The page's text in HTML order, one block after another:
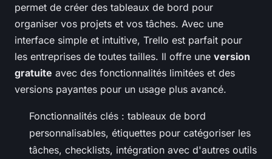
permet de créer des tableaux de bord pour
organiser vos projets et vos tâches. Avec une
interface simple et intuitive, Trello est parfait pour
les entreprises de toutes tailles. Il offre une version
gratuite avec des fonctionnalités limitées et des
versions payantes pour un usage plus avancé.
Fonctionnalités clés : tableaux de bord
personnalisables, étiquettes pour catégoriser les
tâches, checklists, intégration avec d'autres outils